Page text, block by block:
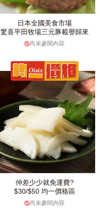
日本全國美食市場
驚喜平田牧場三元豚載譽歸來
尚未參閱內容
仲差少少就免運費?
$30/$50 均一價格區
尚未參閱內容